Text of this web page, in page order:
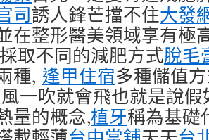
司誘人鋒芒擋不住大發
在整形醫美領域享有極
取不同的減肥方式脫毛
種, 逢甲住宿多種儲值
一吹就會飛也就是說
量的概念,植牙稱為基礎